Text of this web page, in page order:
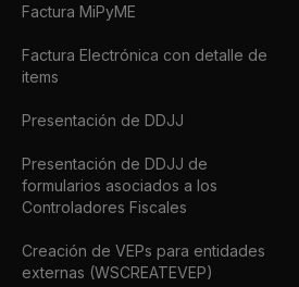
Factura MiPyME
Factura Electrónica con detalle de
items
Presentación de DDJJ
Presentación de DDJJ de
formularios asociados a los
Controladores Fiscales
Creación de VEPs para entidades
externas (WSCREATEVEP)